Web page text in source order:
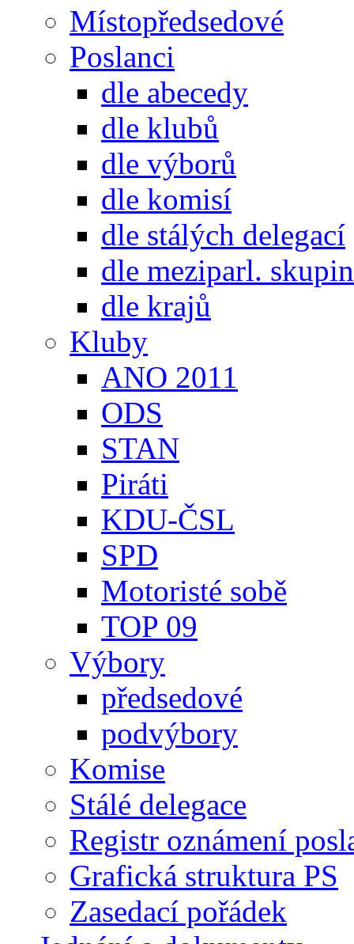
Místopředsedové
Poslanci
dle abecedy
dle klubů
dle výborů
dle komisí
dle stálých delegací
dle meziparl. skupin
dle krajů
Kluby
ANO 2011
ODS
STAN
Piráti
KDU-ČSL
SPD
Motoristé sobě
TOP 09
Výbory
předsedové
podvýbory
Komise
Stálé delegace
Registr oznámení
Grafická struktura PS
Zasedací pořádek